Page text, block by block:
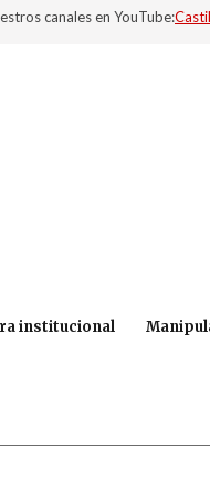
canales en YouTube:
institucional